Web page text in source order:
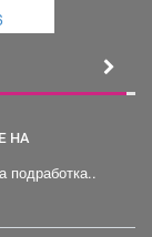
подработка..